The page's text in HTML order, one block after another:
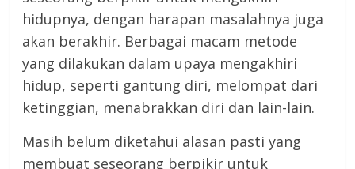
hidupnya, dengan harapan masalahnya juga
akan berakhir. Berbagai macam metode
yang dilakukan dalam upaya mengakhiri
hidup, seperti gantung diri, melompat dari
ketinggian, menabrakkan diri dan lain-lain.
Masih belum diketahui alasan pasti yang
membuat seseorang berpikir untuk